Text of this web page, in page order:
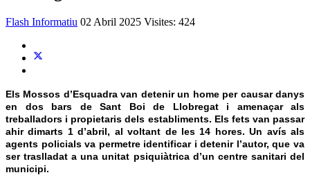
Flash Informatiu 02 Abril 2025 Visites: 424
Els Mossos d’Esquadra van detenir un home per causar danys
en dos bars de Sant Boi de Llobregat i amenaçar als
treballadors i propietaris dels establiments. Els fets van passar
ahir dimarts 1 d’abril, al voltant de les 14 hores. Un avís als
agents policials va permetre identificar i detenir l’autor, que va
ser traslladat a una unitat psiquiàtrica d’un centre sanitari del
municipi.